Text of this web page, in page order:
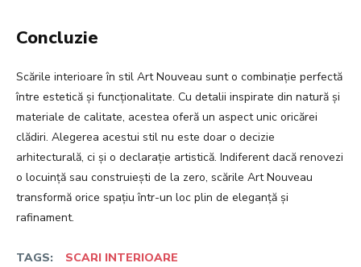
Concluzie
Scările interioare în stil Art Nouveau sunt o combinație perfectă
între estetică și funcționalitate. Cu detalii inspirate din natură și
materiale de calitate, acestea oferă un aspect unic oricărei
clădiri. Alegerea acestui stil nu este doar o decizie
arhitecturală, ci și o declarație artistică. Indiferent dacă renovezi
o locuință sau construiești de la zero, scările Art Nouveau
transformă orice spațiu într-un loc plin de eleganță și
rafinament.
TAGS: SCARI INTERIOARE